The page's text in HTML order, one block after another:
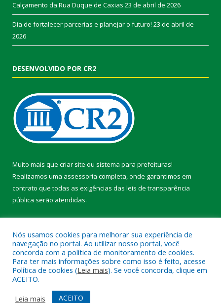
Calçamento da Rua Duque de Caxias 23 de abril de 2026
Dia de fortalecer parcerias e planejar o futuro! 23 de abril de
2026
DESENVOLVIDO POR CR2
Muito mais que criar site ou sistema para prefeituras!
Realizamos uma assessoria completa, onde garantimos em
contrato que todas as exigências das leis de transparência
pública serão atendidas.
Todos os direitos reservados a Prefeitura Municipal de Faro.
Mapa do Site
Acessar Área Administrativa
Nós usamos cookies para melhorar sua experiência de
navegação no portal. Ao utilizar nosso portal, você
concorda com a política de monitoramento de cookies.
Para ter mais informações sobre como isso é feito, acesse
Política de cookies (Leia mais). Se você concorda, clique em
ACEITO.
Leia mais
ACEITO